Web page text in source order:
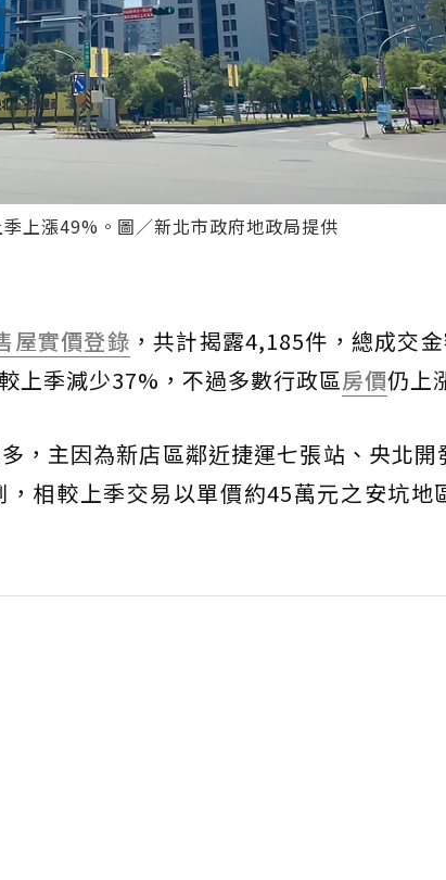
上漲49%。圖／新北市政府地政局提供
屋實價登錄 ，共計揭露4,185件，總成交
上季減少37%，不過多數行政區房價仍上
，主因為新店區鄰近捷運七張站、央北開
相較上季交易以單價約45萬元之安坑地